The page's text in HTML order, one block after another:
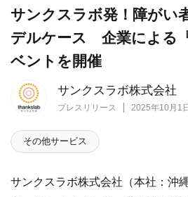
サンクスラボ株式会社
プレスリリース 2025年10月1
サンクスラボ発！障がい
デルケース 企業による
ベントを開催
その他サービス
サンクスラボ株式会社（本社：沖